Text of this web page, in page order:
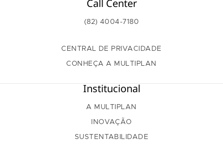
Call Center
(82) 4004-7180
CENTRAL DE PRIVACIDADE
CONHEÇA A MULTIPLAN
Institucional
A MULTIPLAN
INOVAÇÃO
SUSTENTABILIDADE